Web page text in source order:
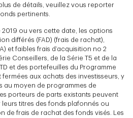
de détails, veuillez vous reporter
pertinents.
ou vers cette date, les options
différés (FAD) (frais de rachat),
et faibles frais d’acquisition no 2
Conseillers, de la Série T5 et de la
et des portefeuilles du Programme
fermées aux achats des investisseurs, y
au moyen de programmes de
porteurs de parts existants peuvent
titres des fonds plafonnés ou
de frais de rachat des fonds visés. Les